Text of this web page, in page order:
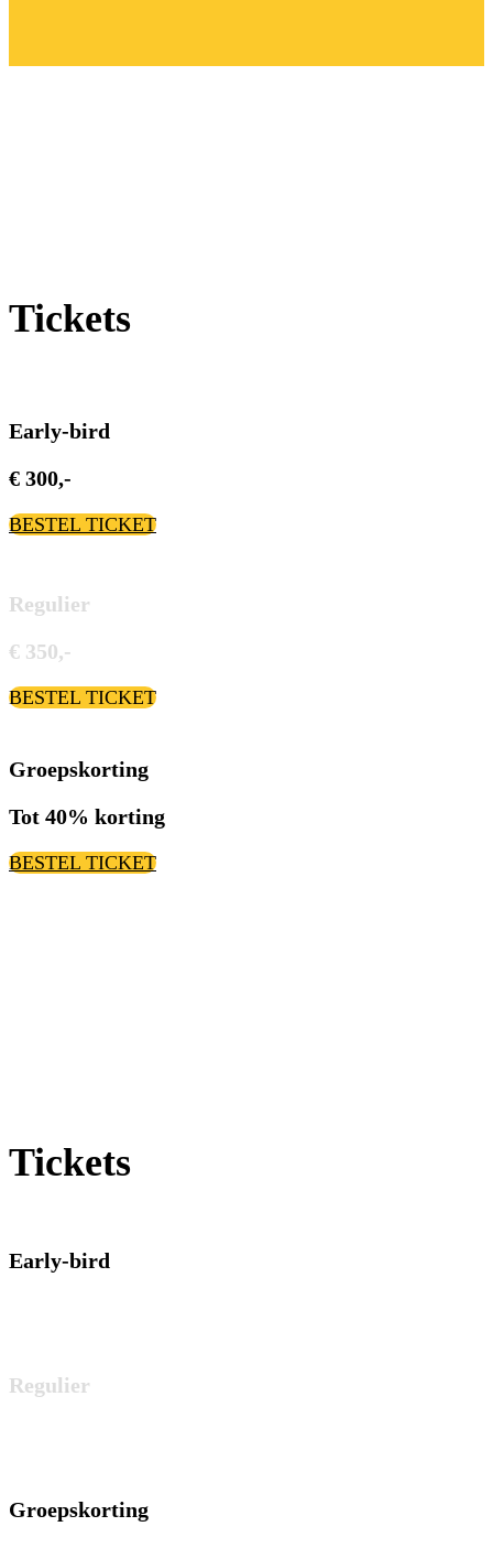
Tickets
Early-bird
€ 300,-
BESTEL TICKET
Regulier
€ 350,-
BESTEL TICKET
Groepskorting
Tot 40% korting
BESTEL TICKET
Tickets
Early-bird
Regulier
Groepskorting